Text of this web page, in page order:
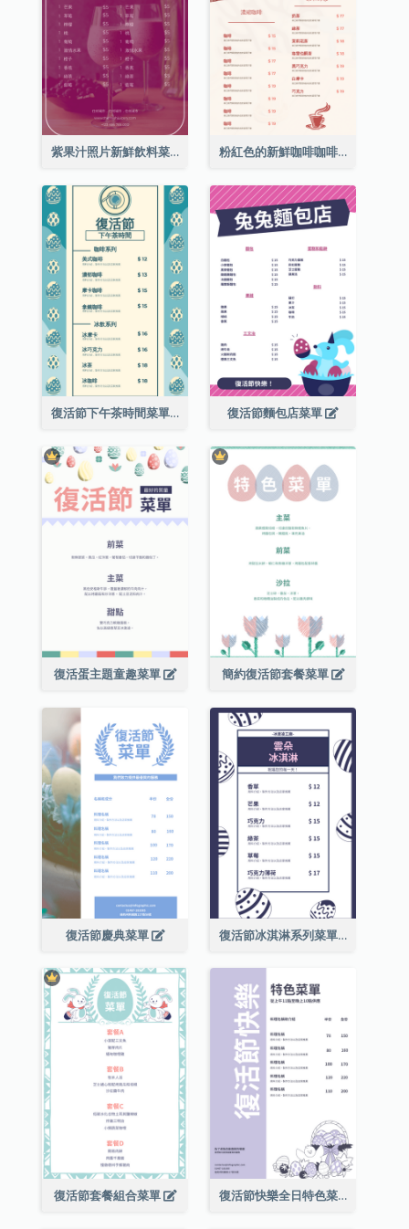
紫果汁照片新鮮飲料菜單 粉紅色的新鮮咖啡咖啡館照片簡單菜單
復活節下午茶時間菜單 復活節麵包店菜單
復活蛋主題童趣菜單 簡約復活節套餐菜單
復活節慶典菜單 復活節冰淇淋系列菜單
復活節套餐組合菜單 復活節快樂全日特色菜單